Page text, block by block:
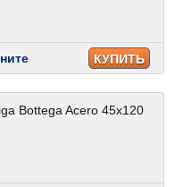
КУПИТЬ
Bottega Acero 45x120